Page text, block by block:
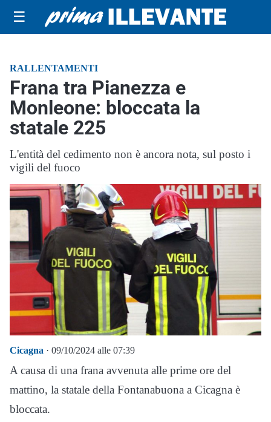
☰
RALLENTAMENTI
Frana tra Pianezza e
Monleone: bloccata la
statale 225
L'entità del cedimento non è ancora nota, sul posto i
vigili del fuoco
Cicagna · 09/10/2024 alle 07:39
A causa di una frana avvenuta alle prime ore del
mattino, la statale della Fontanabuona a Cicagna è
bloccata.